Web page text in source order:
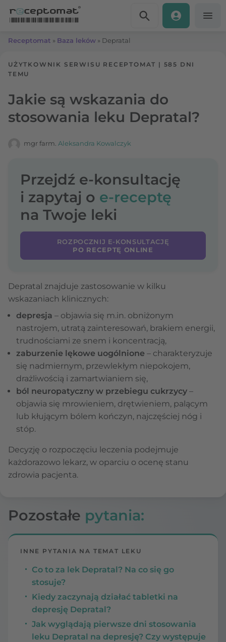
Receptomat » Baza leków » Depratal
UŻYTKOWNIK SERWISU RECEPTOMAT | 585 DNI
TEMU
Jakie są wskazania do
stosowania leku Depratal?
mgr farm. Aleksandra Kowalczyk
Przejdź e-konsultację
i zapytaj o e-receptę
na Twoje leki
ROZPOCZNIJ E-KONSULTACJĘ
PO RECEPTĘ ONLINE
Depratal znajduje zastosowanie w kilku
wskazaniach klinicznych:
depresja – objawia się m.in. obniżonym
nastrojem, utratą zainteresowań, brakiem energii,
trudnościami ze snem i koncentracją,
zaburzenie lękowe uogólnione – charakteryzuje
się nadmiernym, przewlekłym niepokojem,
drażliwością i zamartwianiem się,
ból neuropatyczny w przebiegu cukrzycy –
objawia się mrowieniem, drętwieniem, palącym
lub kłującym bólem kończyn, najczęściej nóg i
stóp.
Decyzję o rozpoczęciu leczenia podejmuje
każdorazowo lekarz, w oparciu o ocenę stanu
zdrowia pacjenta.
Pozostałe pytania:
INNE PYTANIA NA TEMAT LEKU
Co to za lek Depratal? Na co się go
stosuje?
Kiedy zaczynają działać tabletki na
depresję Depratal?
Jak wyglądają pierwsze dni stosowania
leku Depratal na depresję? Czy występuje